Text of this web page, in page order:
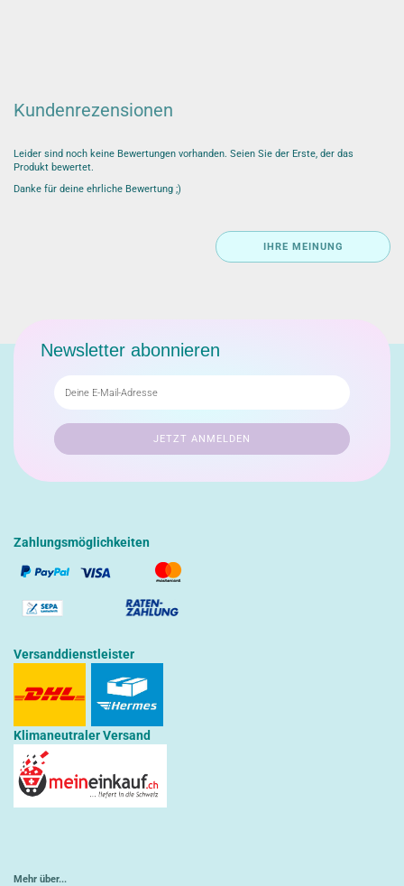
Kundenrezensionen
Leider sind noch keine Bewertungen vorhanden. Seien Sie der Erste, der das
Produkt bewertet.
Danke für deine ehrliche Bewertung ;)
IHRE MEINUNG
Newsletter abonnieren
Zahlungsmöglichkeiten
Versanddienstleister
Klimaneutraler Versand
Mehr über...